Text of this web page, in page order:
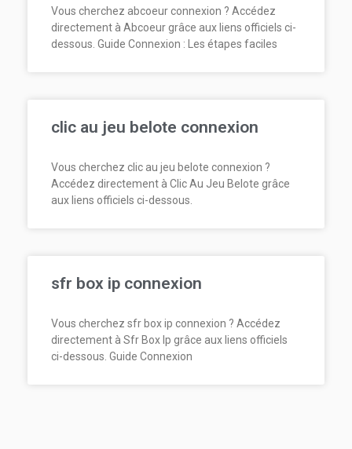
Vous cherchez abcoeur connexion ? Accédez
directement à Abcoeur grâce aux liens officiels ci-
dessous. Guide Connexion : Les étapes faciles
clic au jeu belote connexion
Vous cherchez clic au jeu belote connexion ?
Accédez directement à Clic Au Jeu Belote grâce
aux liens officiels ci-dessous.
sfr box ip connexion
Vous cherchez sfr box ip connexion ? Accédez
directement à Sfr Box Ip grâce aux liens officiels
ci-dessous. Guide Connexion